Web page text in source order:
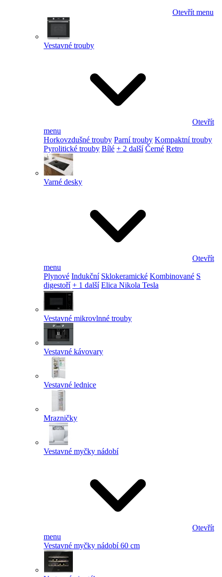
Otevřít menu
Vestavné trouby
Otevřít
menu
Horkovzdušné trouby Parní trouby Kompaktní trouby
Pyrolitické trouby Bílé + 2 další Černé Retro
Varné desky
Otevřít
menu
Plynové Indukční Sklokeramické Kombinované S
digestoří + 1 další Elica Nikola Tesla
Vestavné mikrovlnné trouby
Vestavné kávovary
Vestavné lednice
Mrazničky
Vestavné myčky nádobí
Otevřít
menu
Vestavné myčky nádobí 60 cm